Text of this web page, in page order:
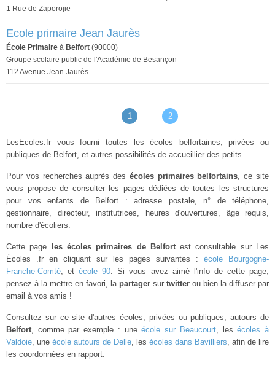
1 Rue de Zaporojie
Ecole primaire Jean Jaurès
École Primaire à Belfort (90000)
Groupe scolaire public de l'Académie de Besançon
112 Avenue Jean Jaurès
1 2
LesEcoles.fr vous fourni toutes les écoles belfortaines, privées ou
publiques de Belfort, et autres possibilités de accueillier des petits.
Pour vos recherches auprès des écoles primaires belfortains, ce site
vous propose de consulter les pages dédiées de toutes les structures
pour vos enfants de Belfort : adresse postale, n° de téléphone,
gestionnaire, directeur, institutrices, heures d'ouvertures, âge requis,
nombre d'écoliers.
Cette page les écoles primaires de Belfortest consultable sur Les
Écoles .fr en cliquant sur les pages suivantes : école Bourgogne-
Franche-Comté, etécole 90. Si vous avez aimé l'info de cette page,
pensez à la mettre en favori, la partager sur twitter ou bien la diffuser par
email à vos amis !
Consultez sur ce site d'autres écoles, privées ou publiques, autours de
Belfort, comme par exemple : uneécole sur Beaucourt, lesécoles à
Valdoie, une école autours de Delle, les écoles dans Bavilliers, afin de lire
les coordonnées en rapport.